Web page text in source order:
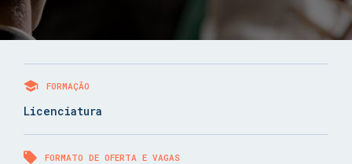
FORMAÇÃO
Licenciatura
FORMATO DE OFERTA E VAGAS